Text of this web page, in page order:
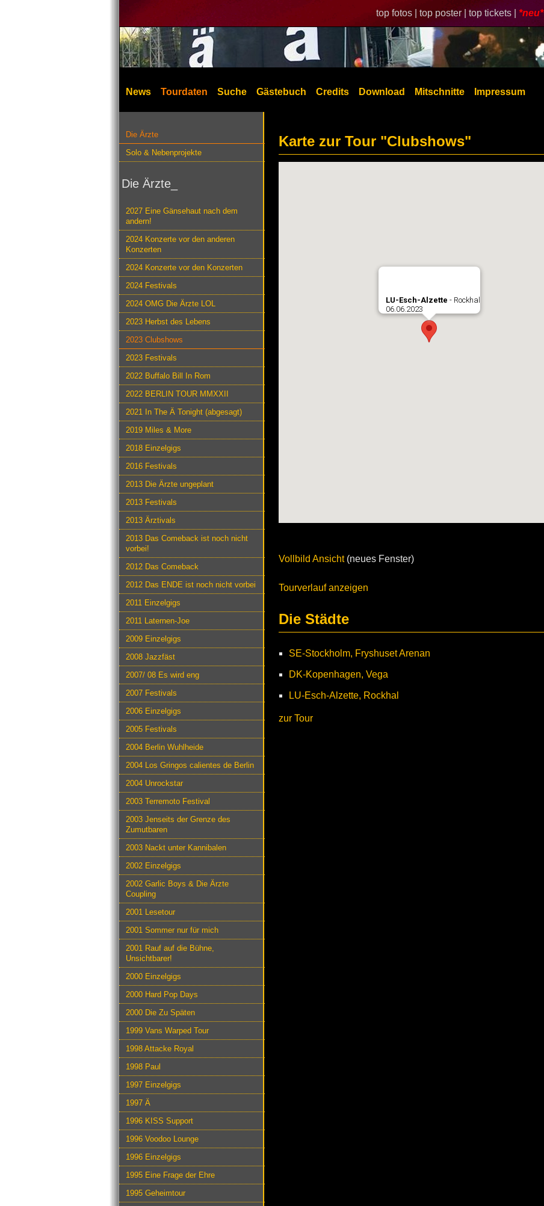
top fotos | top poster | top tickets | *neu*
News Tourdaten Suche Gästebuch Credits Download Mitschnitte Impressum
Die Ärzte
Solo & Nebenprojekte
Die Ärzte_
2027 Eine Gänsehaut nach dem
andern!
2024 Konzerte vor den anderen
Konzerten
2024 Konzerte vor den Konzerten
2024 Festivals
2024 OMG Die Ärzte LOL
2023 Herbst des Lebens
2023 Clubshows
2023 Festivals
2022 Buffalo Bill In Rom
2022 BERLIN TOUR MMXXII
2021 In The Ä Tonight (abgesagt)
2019 Miles & More
2018 Einzelgigs
2016 Festivals
2013 Die Ärzte ungeplant
2013 Festivals
2013 Ärztivals
2013 Das Comeback ist noch nicht
vorbei!
2012 Das Comeback
2012 Das ENDE ist noch nicht vorbei
2011 Einzelgigs
2011 Laternen-Joe
2009 Einzelgigs
2008 Jazzfäst
2007/ 08 Es wird eng
2007 Festivals
2006 Einzelgigs
2005 Festivals
2004 Berlin Wuhlheide
2004 Los Gringos calientes de Berlin
2004 Unrockstar
2003 Terremoto Festival
2003 Jenseits der Grenze des
Zumutbaren
2003 Nackt unter Kannibalen
2002 Einzelgigs
2002 Garlic Boys & Die Ärzte
Coupling
2001 Lesetour
2001 Sommer nur für mich
2001 Rauf auf die Bühne,
Unsichtbarer!
2000 Einzelgigs
2000 Hard Pop Days
2000 Die Zu Späten
1999 Vans Warped Tour
1998 Attacke Royal
1998 Paul
1997 Einzelgigs
1997 Ä
1996 KISS Support
1996 Voodoo Lounge
1996 Einzelgigs
1995 Eine Frage der Ehre
1995 Geheimtour
Karte zur Tour "Clubshows"
LU-Esch-Alzette - Rockhal
06.06.2023
Vollbild Ansicht(neues Fenster)
Tourverlauf anzeigen
Die Städte
SE-Stockholm, Fryshuset Arenan
DK-Kopenhagen, Vega
LU-Esch-Alzette, Rockhal
zur Tour